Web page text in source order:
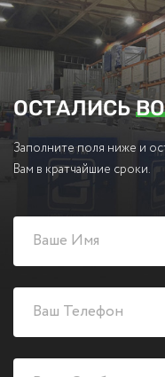
ОСТАЛИСЬ
Заполните поля ниже и
Вам в кратчайшие сроки.